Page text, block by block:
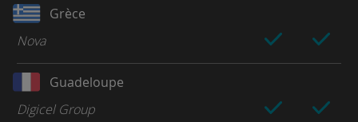
Grèce
Nova
Guadeloupe
Digicel Group